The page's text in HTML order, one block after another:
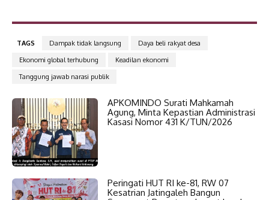
TAGS Dampak tidak langsung
Daya beli rakyat desa
Ekonomi global terhubung
Keadilan ekonomi
Tanggung jawab narasi publik
APKOMINDO Surati Mahkamah
Agung, Minta Kepastian Administrasi
Kasasi Nomor 431 K/TUN/2026
Peringati HUT RI ke-81, RW 07
Kesatrian Jatingaleh Bangun